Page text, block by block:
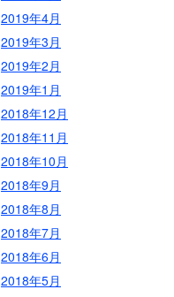
2019年4月
2019年3月
2019年2月
2019年1月
2018年12月
2018年11月
2018年10月
2018年9月
2018年8月
2018年7月
2018年6月
2018年5月